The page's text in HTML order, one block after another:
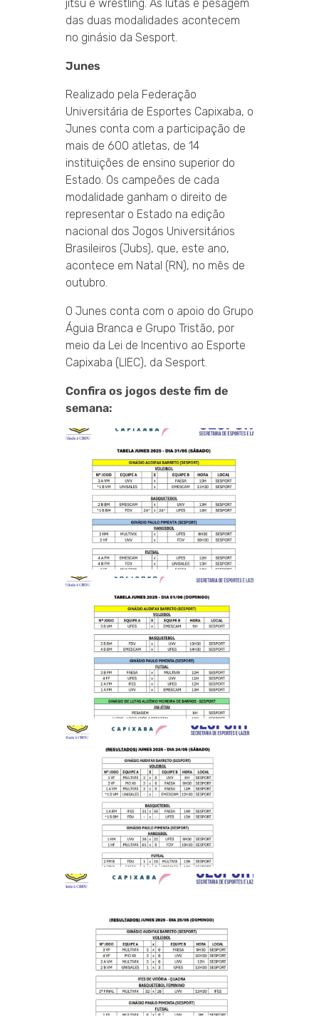
jitsu e wrestling. As lutas e pesagem
das duas modalidades acontecem
no ginásio da Sesport.
Junes
Realizado pela Federação
Universitária de Esportes Capixaba, o
Junes conta com a participação de
mais de 600 atletas, de 14
instituições de ensino superior do
Estado. Os campeões de cada
modalidade ganham o direito de
representar o Estado na edição
nacional dos Jogos Universitários
Brasileiros (Jubs), que, este ano,
acontece em Natal (RN), no mês de
outubro.
O Junes conta com o apoio do Grupo
Águia Branca e Grupo Tristão, por
meio da Lei de Incentivo ao Esporte
Capixaba (LIEC), da Sesport.
Confira os jogos deste fim de
semana: